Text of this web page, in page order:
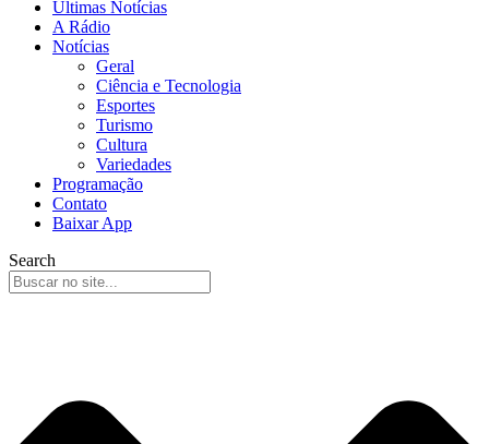
Últimas Notícias
A Rádio
Notícias
Geral
Ciência e Tecnologia
Esportes
Turismo
Cultura
Variedades
Programação
Contato
Baixar App
Search